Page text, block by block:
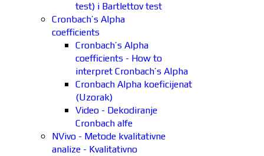
test) i Bartlettov test
Cronbach’s Alpha
coefficients
Cronbach’s Alpha
coefficients - How to
interpret Cronbach’s Alpha
Cronbach Alpha koeficijenat
(Uzorak)
Video - Dekodiranje
Cronbach alfe
NVivo - Metode kvalitativne
analize - Kvalitativno